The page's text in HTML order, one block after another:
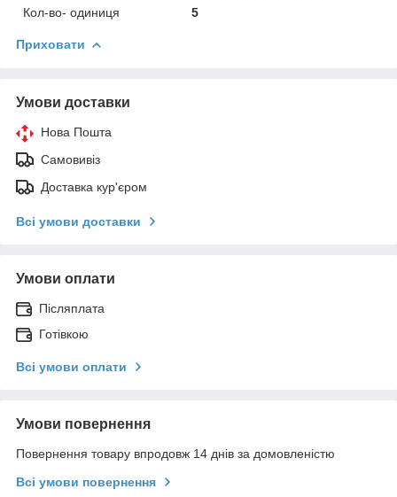
Кол-во- одиниця
5
Приховати
Умови доставки
Нова Пошта
Самовивіз
Доставка кур'єром
Всі умови доставки
Умови оплати
Післяплата
Готівкою
Всі умови оплати
Умови повернення
Повернення товару впродовж 14 днів за домовленістю
Всі умови повернення